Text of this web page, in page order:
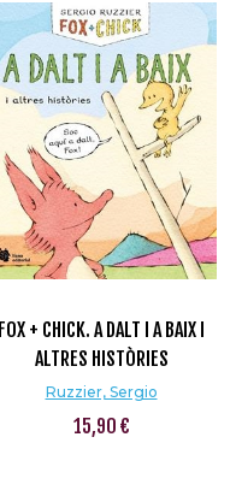
FOX + CHICK. A DALT I A BAIX I
ALTRES HISTÒRIES
Ruzzier, Sergio
15,90 €